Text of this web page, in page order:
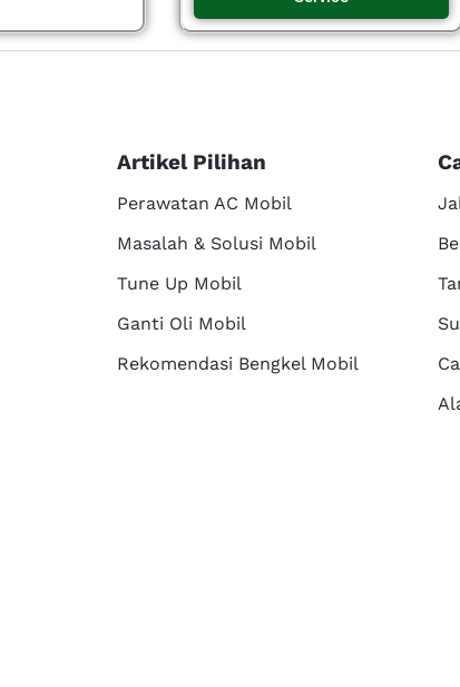
Artikel Pilihan
Perawatan AC Mobil
Masalah & Solusi Mobil
Tune Up Mobil
Ganti Oli Mobil
Rekomendasi Bengkel Mobil